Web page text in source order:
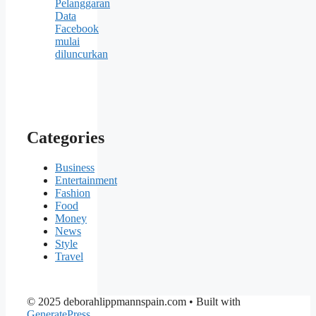
Pelanggaran
Data
Facebook
mulai
diluncurkan
Categories
Business
Entertainment
Fashion
Food
Money
News
Style
Travel
© 2025 deborahlippmannspain.com • Built with